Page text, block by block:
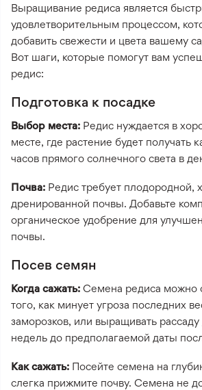
Выращивание редиса является
удовлетворительным процессом,
добавить свежести и цвета вашему
Вот шаги, которые помогут вам
редис:
Подготовка к посадке
Выбор места: Редис нуждается в
месте, где растение будет получать
часов прямого солнечного света в
Почва: Редис требует плодородной,
дренированной почвы. Добавьте
органическое удобрение для
почвы.
Посев семян
Когда сажать: Семена редиса можно
того, как минует угроза последних
заморозков, или выращивать
недель до предполагаемой даты
Как сажать: Посейте семена на
слегка прижмите почву. Семена не